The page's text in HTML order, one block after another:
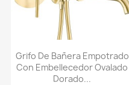
Grifo De Bañera Empotrado
Con Embellecedor Ovalado
Dorado...